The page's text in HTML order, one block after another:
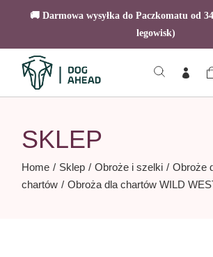
🚚 Darmowa wysyłka do Paczkomatu od
legowisk)
content
SKLEP
Home Sklep Obroże i szelki
Obroże
chartów
Obroża dla chartów WILD